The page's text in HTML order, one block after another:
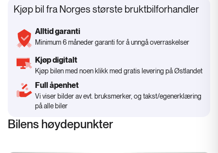
Kjøp bil fra Norges største bruktbilforhandler
Alltid garanti
Minimum 6 måneder garanti for å unngå overraskelser
Kjøp digitalt
Kjøp bilen med noen klikk med gratis levering på Østlandet
Full åpenhet
Vi viser bilder av evt. bruksmerker, og takst/egenerklæring
på alle biler
Bilens høydepunkter